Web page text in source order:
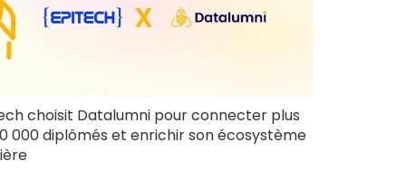
choisit Datalumni pour connecter plus
000 diplômés et enrichir son écosystème